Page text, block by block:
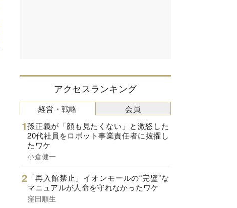
アクセスランキング
経営・戦略
孫正義が「顔も見たくない」と激怒した
20代社員をロボット事業責任者に抜擢し
たワケ
小倉健一
「再入館禁止」イオンモールの“完璧”な
マニュアルが人命を守れなかったワケ
窪田順生
会員